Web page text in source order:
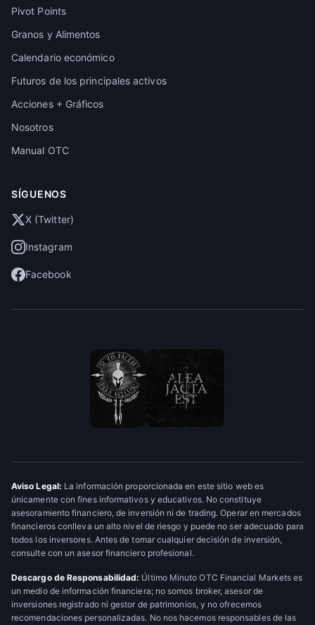
Pivot Points
Granos y Alimentos
Calendario económico
Futuros de los principales activos
Acciones + Gráficos
Nosotros
Manual OTC
SÍGUENOS
X (Twitter)
Instagram
Facebook
Aviso Legal: La información proporcionada en este sitio web es
únicamente con fines informativos y educativos. No constituye
asesoramiento financiero, de inversión ni de trading. Operar en mercados
financieros conlleva un alto nivel de riesgo y puede no ser adecuado para
todos los inversores. Antes de tomar cualquier decisión de inversión,
consulte con un asesor financiero profesional.
Descargo de Responsabilidad: Último Minuto OTC Financial Markets es
un medio de información financiera; no somos broker, asesor de
inversiones registrado ni gestor de patrimonios, y no ofrecemos
recomendaciones personalizadas. No nos hacemos responsables de las